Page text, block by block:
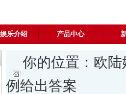
乐介绍 产品中心
你的位置： 欧陆
例给出答案